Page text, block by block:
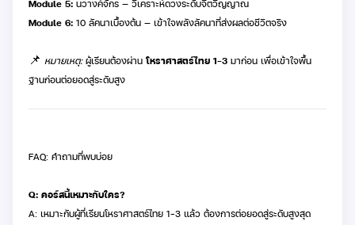
Module 5: นวางค์จักร — วิเคราะห์ดวงระดับจิตวิญญาณ
Module 6: 10 ลัคนาเบื้องต้น — เข้าใจพลังลัคนาที่ส่งผลต่อชีวิตจริง
📌 หมายเหตุ:ผู้เรียนต้องผ่าน โหราศาสตร์ไทย 1–3 มาก่อน เพื่อเข้าใจพื้น
ฐานก่อนต่อยอดสู่ระดับสูง
FAQ: คำถามที่พบบ่อย
Q: คอร์สนี้เหมาะกับใคร?
A: เหมาะกับผู้ที่เรียนโหราศาสตร์ไทย 1–3 แล้ว ต้องการต่อยอดสู่ระดับสูงสุด